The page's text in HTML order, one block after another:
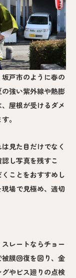
戸市のように春の
強い紫外線や熱膨
屋根が受けるダメ
。
見た目だけでなく
し写真を残すこ
ことをおすすめし
場で見極め、適切
レートならチョー
膜回復を図り、金
やビス廻りの点検